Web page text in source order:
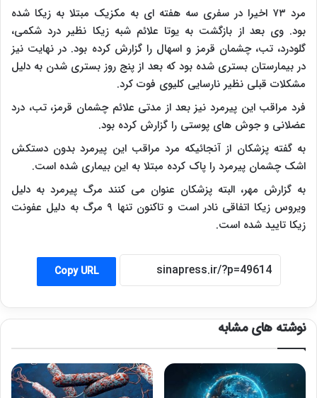
مرد ۷۳ اخیرا در سفری سه هفته ای به مکزیک مبتلا به زیکا شده
بود. وی بعد از بازگشت به یوتا علائم شبه زیکا نظیر درد شکمی،
گلودرد، تب، چشمان قرمز و اسهال را گزارش کرده بود. در نهایت نیز
در بیمارستان بستری شده بود که بعد از پنج روز بستری شدن به دلیل
مشکلات قبلی نظیر نارسایی کلیوی فوت کرد.
فرد مراقب این پیرمرد نیز بعد از مدتی علائم چشمان قرمز، تب، درد
عضلانی و جوش های پوستی را گزارش کرده بود.
به گفته پزشکان از آنجائیکه مرد مراقب این پیرمرد بدون دستکش
اشک چشمان پیرمرد را پاک کرده مبتلا به این بیماری شده است.
به گزارش مهر، البته پزشکان عنوان می کنند مرگ پیرمرد به دلیل
ویروس زیکا اتفاقی نادر است و تاکنون تنها ۹ مرگ به دلیل عفونت
زیکا تایید شده است.
Copy URL
نوشته های مشابه